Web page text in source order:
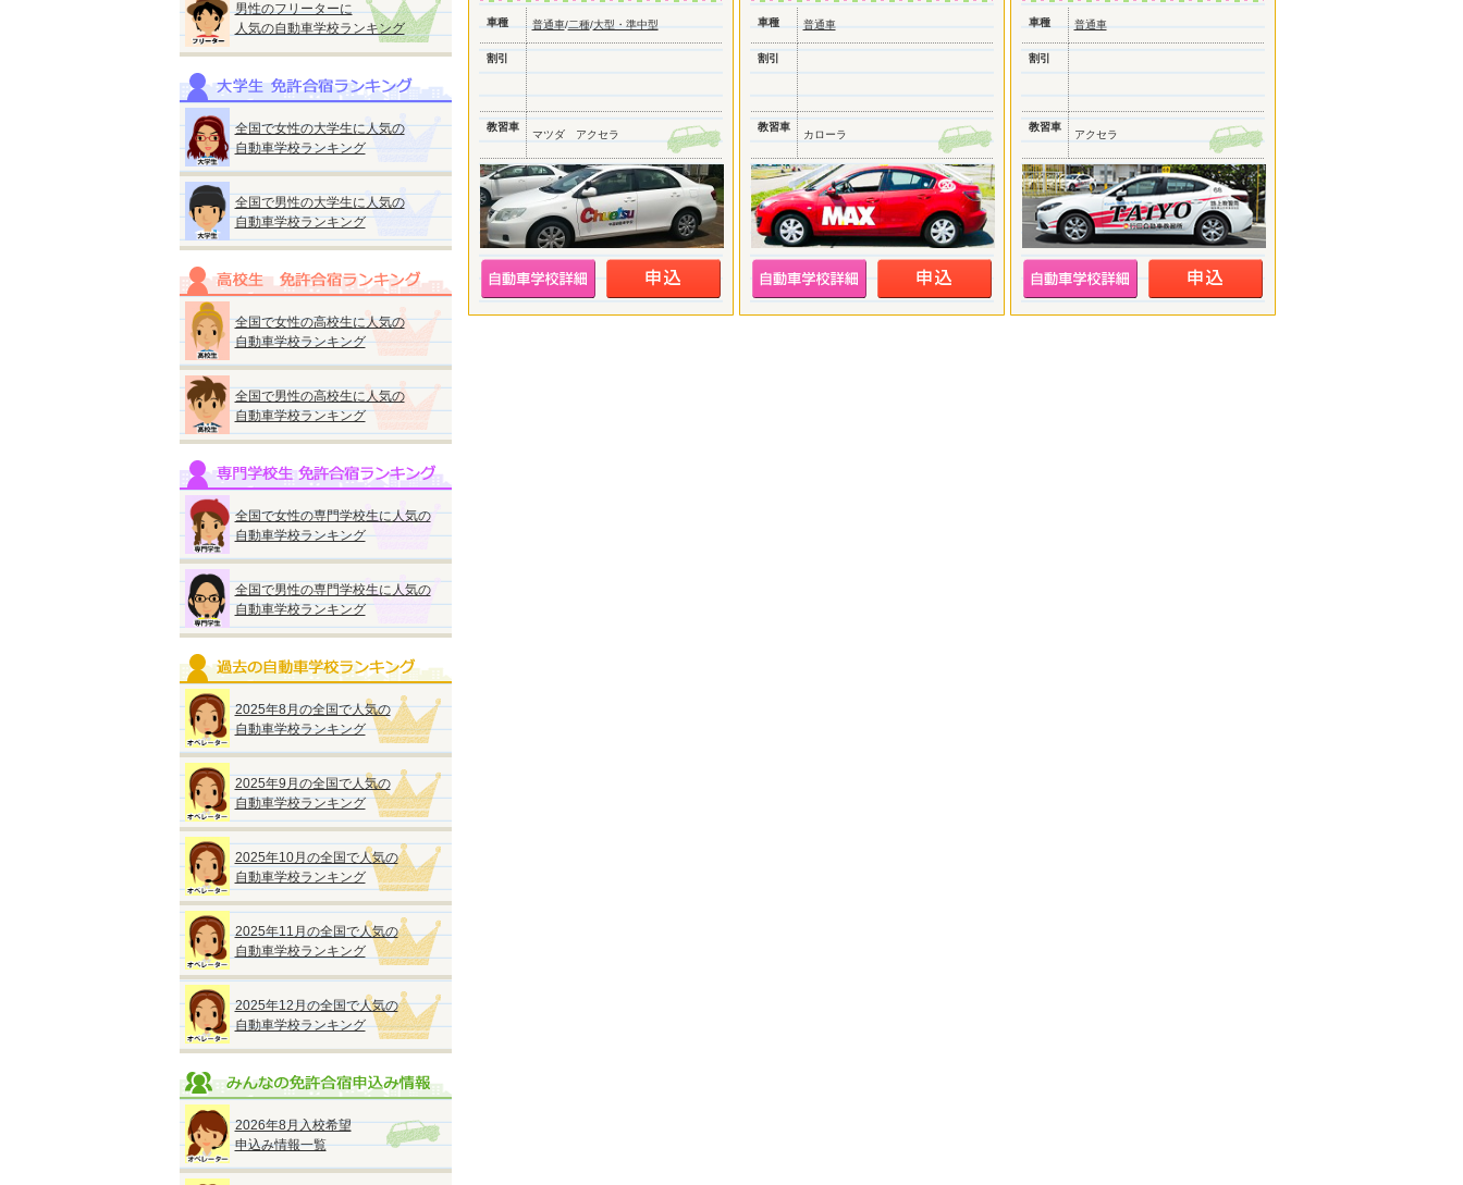
男性のフリーターに
人気の自動車学校ランキング
全国で女性の大学生に人気の
自動車学校ランキング
全国で男性の大学生に人気の
自動車学校ランキング
全国で女性の高校生に人気の
自動車学校ランキング
全国で男性の高校生に人気の
自動車学校ランキング
全国で女性の専門学校生に人気の
自動車学校ランキング
全国で男性の専門学校生に人気の
自動車学校ランキング
2025年8月の全国で人気の
自動車学校ランキング
2025年9月の全国で人気の
自動車学校ランキング
2025年10月の全国で人気の
自動車学校ランキング
2025年11月の全国で人気の
自動車学校ランキング
2025年12月の全国で人気の
自動車学校ランキング
2026年8月入校希望
申込み情報一覧
車種 普通車/二種/大型・準中型
割引
教習車
マツダ アクセラ
車種 普通車
割引
教習車
カローラ
車種 普通車
割引
教習車
アクセラ